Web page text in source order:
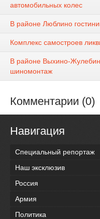
автомобильных колес
В районе Люблино
Комплекс самостроев
В районе Выхино-
шиномонтаж
Комментарии (0)
Навигация
Специальный репортаж
Наш эксклюзив
Россия
Армия
Политика